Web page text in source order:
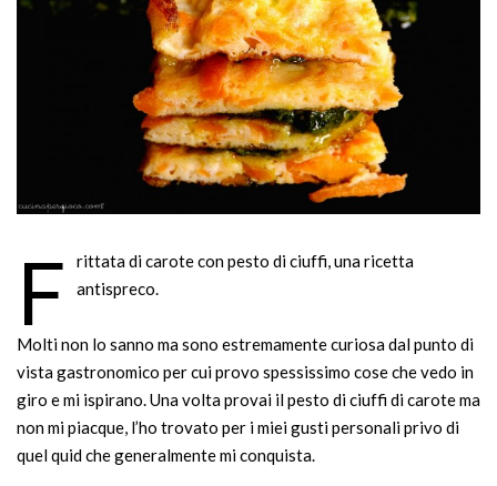
F
rittata di carote con pesto di ciuffi, una ricetta
antispreco.
Molti non lo sanno ma sono estremamente curiosa dal punto di
vista gastronomico per cui provo spessissimo cose che vedo in
giro e mi ispirano. Una volta provai il pesto di ciuffi di carote ma
non mi piacque, l’ho trovato per i miei gusti personali privo di
quel quid che generalmente mi conquista.